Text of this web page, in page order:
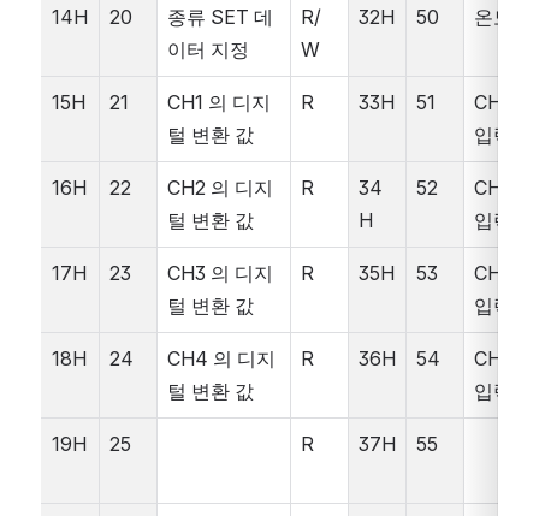
14H 20
종류 SET 데
이터 지정
R/
W
32H 50 온도
15H 21
CH1 의 디지
털 변환 값
R 33H 51
CH1
입력 값
16H 22
CH2 의 디지
털 변환 값
R
34
H
52
CH2
입력 값
17H 23
CH3 의 디지
털 변환 값
R 35H 53
CH3
입력 값
18H 24
CH4 의 디지
털 변환 값
R 36H 54
CH4
입력 값
19H 25 R 37H 55